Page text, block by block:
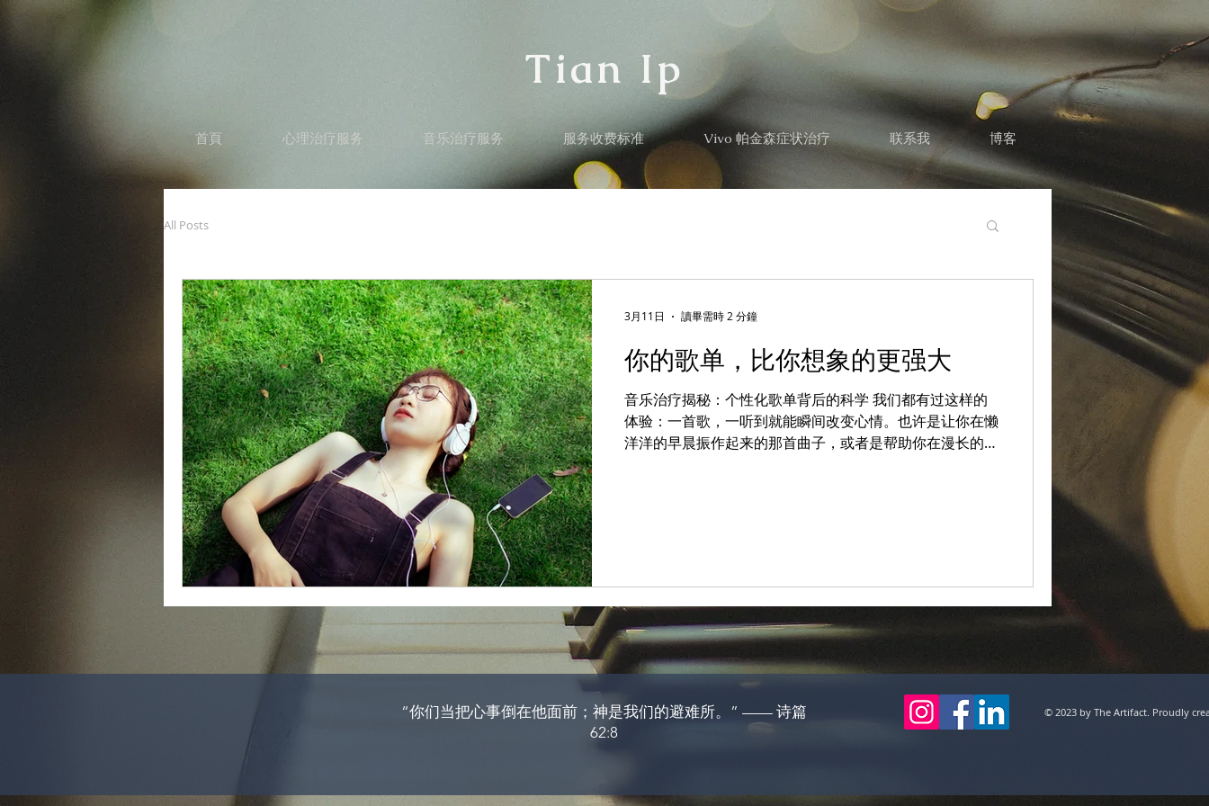
Tian Ip
首頁 心理治疗服务 音乐治疗服务 服务收费标准 Vivo 帕金森症状治疗 联系我 博客
All Posts
你的歌单，比你想象的更强大
音乐治疗揭秘：个性化歌单背后的科学 我们都有过这样的
体验：一首歌，一听到就能瞬间改变心情。也许是让你在懒
洋洋的早晨振作起来的那首曲子，或者是帮助你在漫长的一
单）。一个具有治疗作用的歌单，不只是你喜欢的音乐，而
是经过精心挑选、能够在情感上与你当下状态对话、并引导
你走向目标状态的音乐。 同步原则：音乐治疗的核心工具
音乐治疗中制作歌单最重要的概念之一，叫做《同步原则
（Iso Principle）》。核心思路是： 从与你当前情绪相匹配
的音乐开始，然后逐渐过渡到反映你期望情绪的音乐。 这
背后的原因在于：我们的大脑会抗拒情绪的突然切换。如果
3月11日 讀畢需時 2 分鐘
“你们当把心事倒在他面前；神是我们的避难所。” —— 诗篇
62:8
© 2023 by The Artifact. Proudly